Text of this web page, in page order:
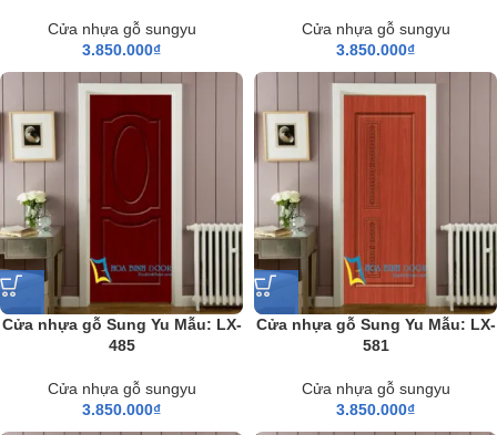
Cửa nhựa gỗ sungyu
3.850.000₫
Cửa nhựa gỗ sungyu
3.850.000₫
Cửa nhựa gỗ Sung Yu Mẫu: LX-
485
Cửa nhựa gỗ sungyu
3.850.000₫
Cửa nhựa gỗ Sung Yu Mẫu: LX-
581
Cửa nhựa gỗ sungyu
3.850.000₫